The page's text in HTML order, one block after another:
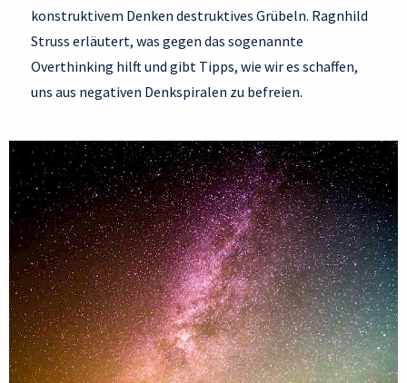
konstruktivem Denken destruktives Grübeln. Ragnhild
Struss erläutert, was gegen das sogenannte
Overthinking hilft und gibt Tipps, wie wir es schaffen,
uns aus negativen Denkspiralen zu befreien.